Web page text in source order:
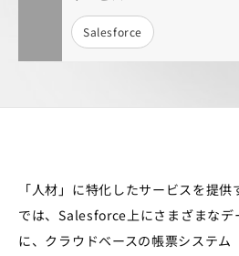
Salesforce
「人材」に特化したサービスを提
では、Salesforce上にさまざまなデ
に、クラウドベースの帳票システ